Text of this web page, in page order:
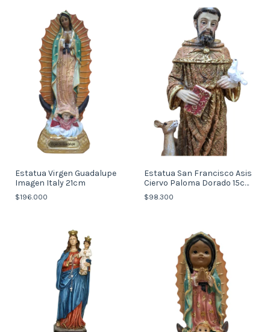
Estatua Virgen Guadalupe
Imagen Italy 21cm
$196.000
Estatua San Francisco Asis
Ciervo Paloma Dorado 15cm
Italy
$98.300